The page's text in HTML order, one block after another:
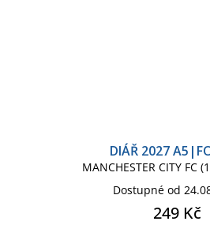
DIÁŘ 2027
MANCHESTER CITY FC
Dostupné od
249 Kč